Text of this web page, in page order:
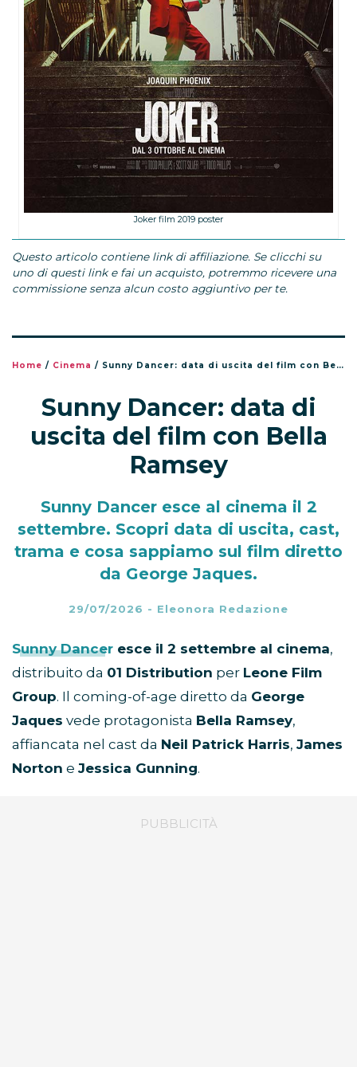
Joker film 2019 poster
Questo articolo contiene link di affiliazione. Se clicchi su
uno di questi link e fai un acquisto, potremmo ricevere una
commissione senza alcun costo aggiuntivo per te.
Home / Cinema / Sunny Dancer: data di uscita del film con Bella Ramsey
Sunny Dancer: data di
uscita del film con Bella
Ramsey
Sunny Dancer esce al cinema il 2
settembre. Scopri data di uscita, cast,
trama e cosa sappiamo sul film diretto
da George Jaques.
29/07/2026 - Eleonora Redazione
Sunny Dancer esce il 2 settembre al cinema,
distribuito da 01 Distribution per Leone Film
Group. Il coming-of-age diretto da George
Jaques vede protagonista Bella Ramsey,
affiancata nel cast da Neil Patrick Harris, James
Norton e Jessica Gunning.